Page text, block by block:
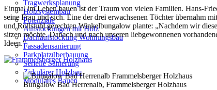
Tragwerksplanung
Holzsystembau
Potenziale
Aufstockungen mit Holz
Dachaufstockung Wohnungsbau
Fassadensanierung
Parkplatzüberbauung
Serielle Sanierung
Zirkulärer Holzbau
Modulares Bauen
Einmal im Leben bauen ist der Traum von vielen Familien. Hans-
seine Frau und sich. Eine der drei erwachsenen Töchter übernahm
und Rollstuhl gerechten Winkelbungalow plante: „Nachdem wir
sitzen möchte. Danach und nach unseren liebgewonnenen
Ideen.“
Bungalow Bad Herrenalb, Frammelsberger Holzhaus